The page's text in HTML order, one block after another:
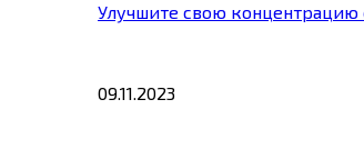
Улучшите свою
09.11.2023